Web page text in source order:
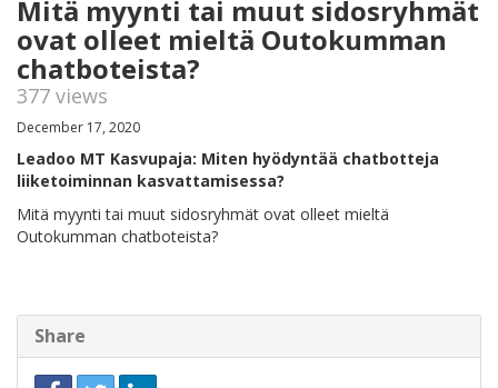
Mitä myynti tai muut sidosryhmät
ovat olleet mieltä Outokumman
chatboteista?
377 views
December 17, 2020
Leadoo MT Kasvupaja: Miten hyödyntää chatbotteja
liiketoiminnan kasvattamisessa?
Mitä myynti tai muut sidosryhmät ovat olleet mieltä
Outokumman chatboteista?
Share